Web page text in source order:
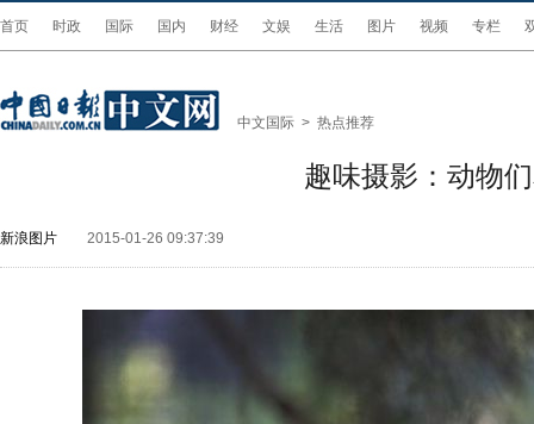
首页 时政 国际 国内 财经 文娱 生活 图片 视频 专栏
中文国际 > 热点推荐
趣味摄影：动物
新浪图片 2015-01-26 09:37:39